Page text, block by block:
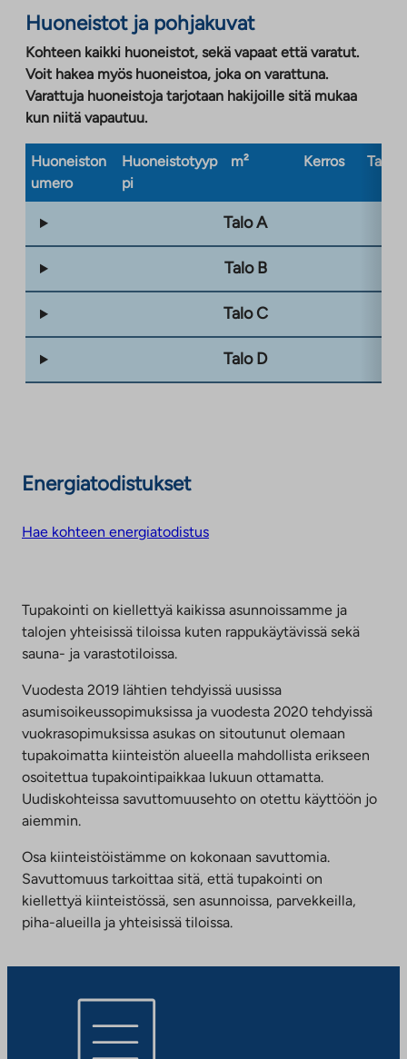
Huoneistot ja pohjakuvat
Kohteen kaikki huoneistot, sekä vapaat että varatut.
Voit hakea myös huoneistoa, joka on varattuna.
Varattuja huoneistoja tarjotaan hakijoille sitä mukaa
kun niitä vapautuu.
Huoneiston
umero
Huoneistotyyp
pi
m² Kerros
Talo A
Talo B
Talo C
Talo D
Energiatodistukset
Hae kohteen energiatodistus
Tupakointi on kiellettyä kaikissa asunnoissamme ja
talojen yhteisissä tiloissa kuten rappukäytävissä sekä
sauna- ja varastotiloissa.
Vuodesta 2019 lähtien tehdyissä uusissa
asumisoikeussopimuksissa ja vuodesta 2020 tehdyissä
vuokrasopimuksissa asukas on sitoutunut olemaan
tupakoimatta kiinteistön alueella mahdollista erikseen
osoitettua tupakointipaikkaa lukuun ottamatta.
Uudiskohteissa savuttomuusehto on otettu käyttöön jo
aiemmin.
Osa kiinteistöistämme on kokonaan savuttomia.
Savuttomuus tarkoittaa sitä, että tupakointi on
kiellettyä kiinteistössä, sen asunnoissa, parvekkeilla,
piha-alueilla ja yhteisissä tiloissa.